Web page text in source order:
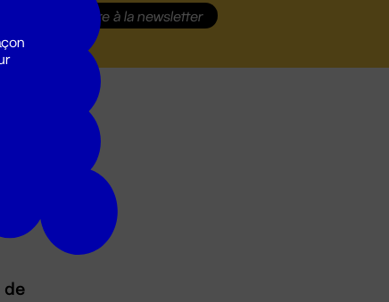
S'inscrire à la newsletter
de